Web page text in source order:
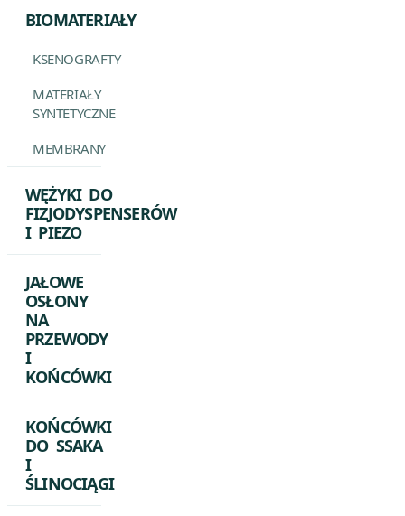
BIOMATERIAŁY
KSENOGRAFTY
MATERIAŁY
SYNTETYCZNE
MEMBRANY
WĘŻYKI DO
FIZJODYSPENSERÓW
I PIEZO
JAŁOWE
OSŁONY
NA
PRZEWODY
I
KOŃCÓWKI
KOŃCÓWKI
DO SSAKA
I
ŚLINOCIĄGI